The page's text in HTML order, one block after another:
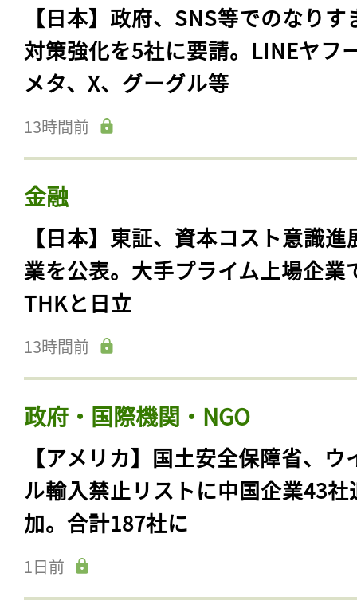
【日本】政府、SNS等でのなりす
対策強化を5社に要請。LINEヤフ
メタ、X、グーグル等
13時間前
金融
【日本】東証、資本コスト意識進
業を公表。大手プライム上場企業
THKと日立
13時間前
政府・国際機関・NGO
【アメリカ】国土安全保障省、ウ
ル輸入禁止リストに中国企業43社
加。合計187社に
1日前